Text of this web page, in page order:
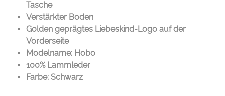
Tasche
Verstärkter Boden
Golden geprägtes Liebeskind-Logo auf der
Vorderseite
Modelname: Hobo
100% Lammleder
Farbe: Schwarz